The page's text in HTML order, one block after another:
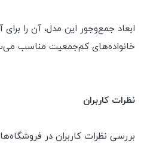
ابعاد جمع‌وجور این مدل، آن را
خانواده‌های کم‌جمعیت مناسب
نظرات کاربران
بررسی نظرات کاربران در